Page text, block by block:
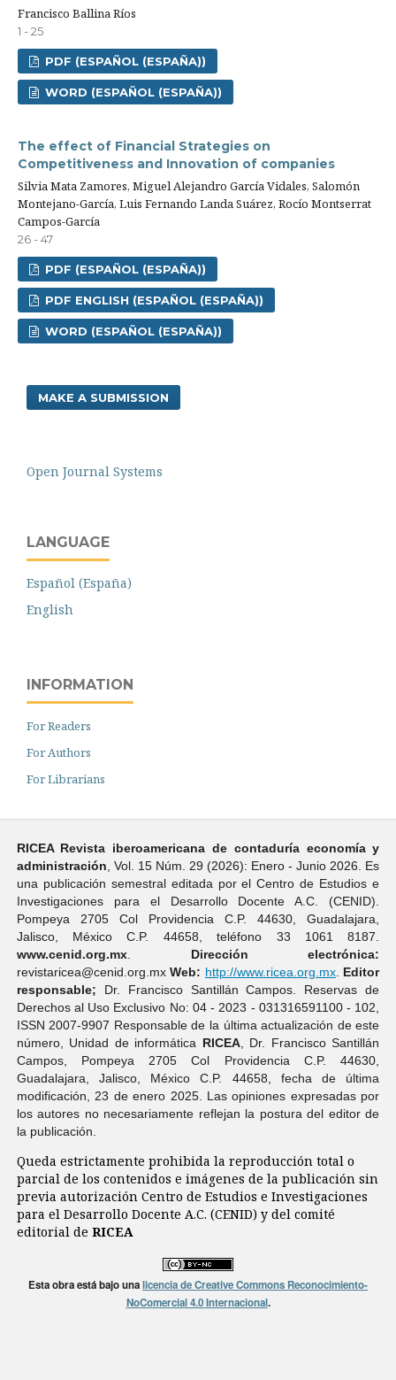
Francisco Ballina Ríos
1 - 25
PDF (ESPAÑOL (ESPAÑA))
WORD (ESPAÑOL (ESPAÑA))
The effect of Financial Strategies on
Competitiveness and Innovation of companies
Silvia Mata Zamores, Miguel Alejandro García Vidales, Salomón
Montejano-García, Luis Fernando Landa Suárez, Rocío Montserrat
Campos-García
26 - 47
PDF (ESPAÑOL (ESPAÑA))
PDF ENGLISH (ESPAÑOL (ESPAÑA))
WORD (ESPAÑOL (ESPAÑA))
MAKE A SUBMISSION
Open Journal Systems
LANGUAGE
Español (España)
English
INFORMATION
For Readers
For Authors
For Librarians
RICEA Revista iberoamericana de contaduría economí­a y
administración , Vol. 15 Núm. 29 (2026): Enero - Junio 2026. Es
una publicación semestral editada por el Centro de Estudios e
Investigaciones para el Desarrollo Docente A.C. (CENID).
Pompeya 2705 Col Providencia C.P. 44630, Guadalajara,
Jalisco, México C.P. 44658, teléfono 33 1061 8187.
www.cenid.org.mx. Dirección electrónica:
revistaricea@cenid.org.mxWeb: http://www.ricea.org.mx. Editor
responsable; Dr. Francisco Santillán Campos. Reservas de
Derechos al Uso Exclusivo No: 04 - 2023 - 031316591100 - 102,
ISSN 2007-9907 Responsable de la última actualización de este
número, Unidad de informática RICEA, Dr. Francisco Santillán
Campos, Pompeya 2705 Col Providencia C.P. 44630,
Guadalajara, Jalisco, México C.P. 44658, fecha de última
modificación, 23 de enero 2025. Las opiniones expresadas por
los autores no necesariamente reflejan la postura del editor de
la publicación.
Queda estrictamente prohibida la reproducción total o
parcial de los contenidos e imágenes de la publicación sin
previa autorización Centro de Estudios e Investigaciones
para el Desarrollo Docente A.C. (CENID) y del comité
editorial de RICEA
Esta obra está bajo unalicencia de Creative Commons Reconocimiento-
NoComercial 4.0 Internacional.